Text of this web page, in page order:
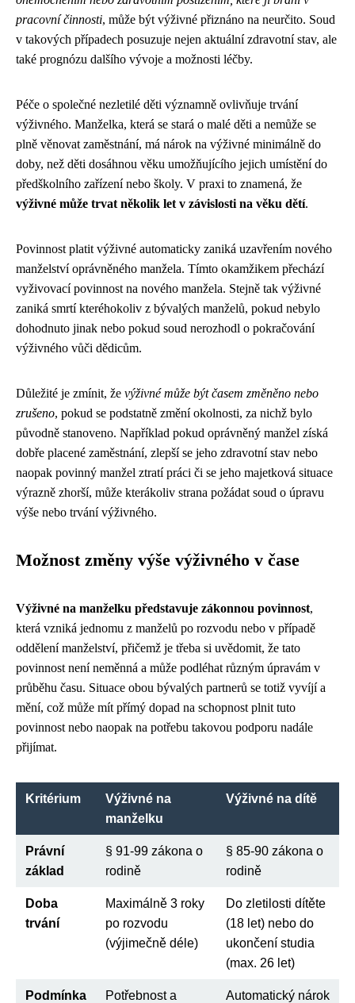
pracovní činnosti, může být výživné přiznáno na neurčito. Soud
v takových případech posuzuje nejen aktuální zdravotní stav, ale
také prognózu dalšího vývoje a možnosti léčby.
Péče o společné nezletilé děti významně ovlivňuje trvání
výživného. Manželka, která se stará o malé děti a nemůže se
plně věnovat zaměstnání, má nárok na výživné minimálně do
doby, než děti dosáhnou věku umožňujícího jejich umístění do
předškolního zařízení nebo školy. V praxi to znamená, že
výživné může trvat několik let v závislosti na věku dětí.
Povinnost platit výživné automaticky zaniká uzavřením nového
manželství oprávněného manžela. Tímto okamžikem přechází
vyživovací povinnost na nového manžela. Stejně tak výživné
zaniká smrtí kteréhokoliv z bývalých manželů, pokud nebylo
dohodnuto jinak nebo pokud soud nerozhodl o pokračování
výživného vůči dědicům.
Důležité je zmínit, že výživné může být časem změněno nebo
zrušeno, pokud se podstatně změní okolnosti, za nichž bylo
původně stanoveno. Například pokud oprávněný manžel získá
dobře placené zaměstnání, zlepší se jeho zdravotní stav nebo
naopak povinný manžel ztratí práci či se jeho majetková situace
výrazně zhorší, může kterákoliv strana požádat soud o úpravu
výše nebo trvání výživného.
Možnost změny výše výživného v čase
Výživné na manželku představuje zákonnou povinnost,
která vzniká jednomu z manželů po rozvodu nebo v případě
oddělení manželství, přičemž je třeba si uvědomit, že tato
povinnost není neměnná a může podléhat různým úpravám v
průběhu času. Situace obou bývalých partnerů se totiž vyvíjí a
mění, což může mít přímý dopad na schopnost plnit tuto
povinnost nebo naopak na potřebu takovou podporu nadále
přijímat.
Kritérium
Výživné na
manželku
Výživné na dítě
Právní
základ
§ 91-99 zákona o
rodině
§ 85-90 zákona o
rodině
Doba
trvání
Maximálně 3 roky
po rozvodu
(výjimečně déle)
Do zletilosti dítěte
(18 let) nebo do
ukončení studia
(max. 26 let)
Podmínka
Potřebnost a
Automatický nárok